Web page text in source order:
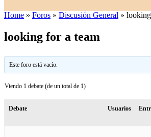
Home » Foros » Discusión General »
looking for a team
Este foro está vacío.
Viendo 1 debate (de un total de 1)
Debate Usuarios